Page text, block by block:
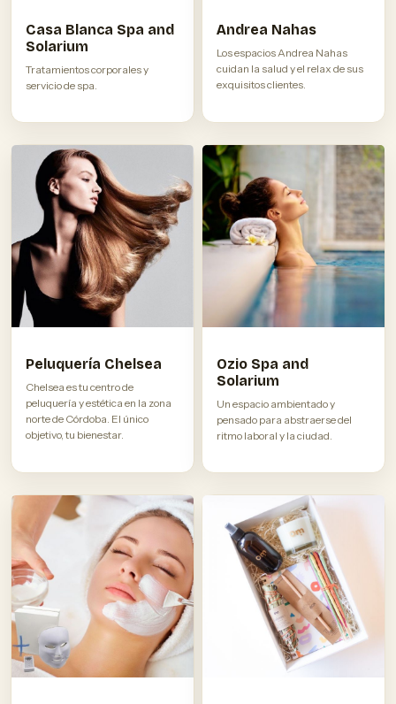
Casa Blanca Spa and
Solarium
Tratamientos corporales y
servicio de spa.
Andrea Nahas
Los espacios Andrea Nahas
cuidan la salud y el relax de sus
exquisitos clientes.
Peluquería Chelsea
Chelsea es tu centro de
peluquería y estética en la zona
norte de Córdoba. El único
objetivo, tu bienestar.
Ozio Spa and
Solarium
Un espacio ambientado y
pensado para abstraerse del
ritmo laboral y la ciudad.